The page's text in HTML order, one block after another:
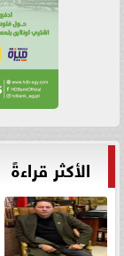
الأكثر قراءةً